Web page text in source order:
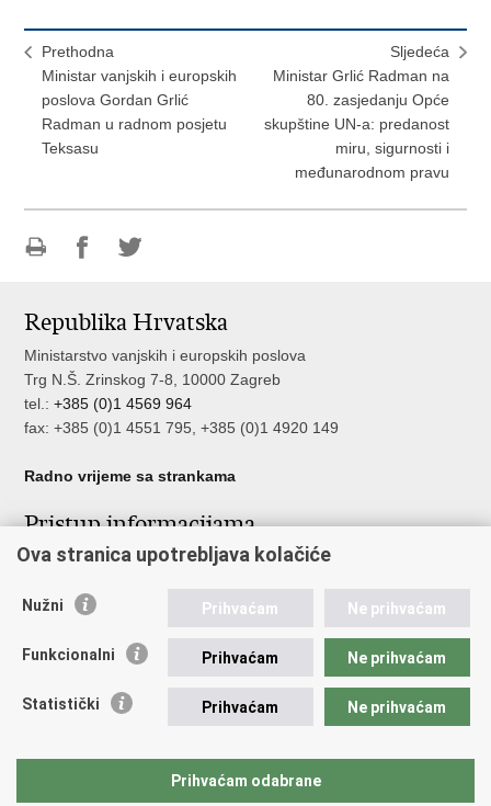
Prethodna
Ministar vanjskih i europskih
poslova Gordan Grlić
Radman u radnom posjetu
Teksasu
Sljedeća
Ministar Grlić Radman na
80. zasjedanju Opće
skupštine UN-a: predanost
miru, sigurnosti i
međunarodnom pravu
Facebooku
Twitteru
Republika Hrvatska
Ministarstvo vanjskih i europskih poslova
Trg N.Š. Zrinskog 7-8, 10000 Zagreb
tel.:+385 (0)1 4569 964
fax: +385 (0)1 4551 795, +385 (0)1 4920 149
Radno vrijeme sa strankama
Pristup informacijama
Pristup informacijama
Nepravilnosti
Javna nabava u MVEP-u
Nadzor rada i unutarnja revizija službe vanjskih poslova
Ova stranica upotrebljava kolačiće
Nužni Prihvaćam Ne prihvaćam
Funkcionalni Prihvaćam Ne prihvaćam
Statistički Prihvaćam Ne prihvaćam
Prihvaćam odabrane